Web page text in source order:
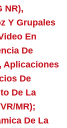
NR),
Y Grupales
En
De
Aplicaciones
De
De La
MR);
De La